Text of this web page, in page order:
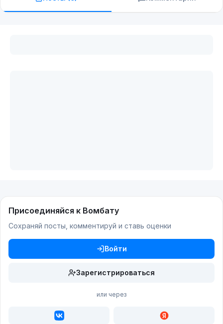
Присоединяйся к Вомбату
Сохраняй посты, комментируй и ставь оценки
Войти
Зарегистрироваться
или через